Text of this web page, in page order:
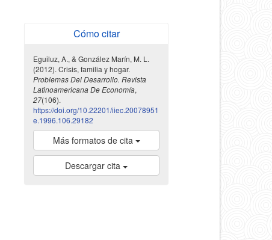
Cómo citar
Eguiluz, A., & González Marín, M. L.
(2012). Crisis, familia y hogar.
Problemas Del Desarrollo. Revista
Latinoamericana De Economía,
27(106).
https://doi.org/10.22201/iiec.20078951
e.1996.106.29182
Más formatos de cita
Descargar cita